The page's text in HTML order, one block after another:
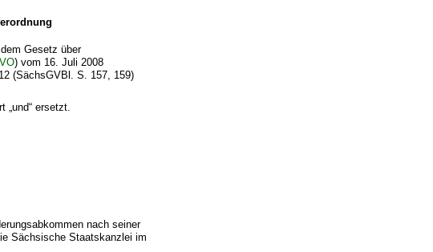
Gesetz über
) vom 16. Juli 2008
(SächsGVBl. S. 157, 159)
„und“ ersetzt.
nach seiner
Sächsische Staatskanzlei im